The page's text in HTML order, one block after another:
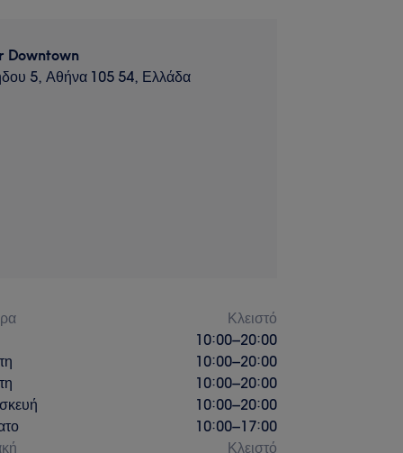
Downtown
5, Αθήνα 105 54, Ελλάδα
Κλειστό
10:00–20:00
10:00–20:00
10:00–20:00
10:00–20:00
10:00–17:00
Κλειστό